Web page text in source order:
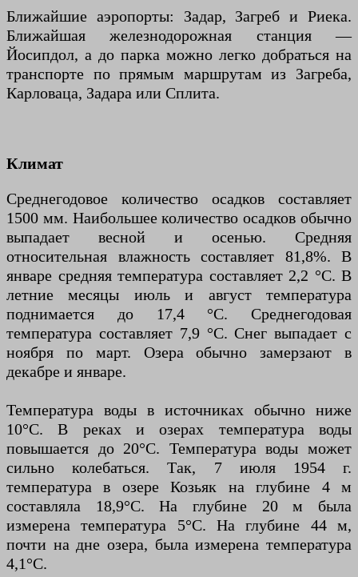
Ближайшие аэропорты: Задар, Загреб и Риека.
Ближайшая железнодорожная станция —
Йосипдол, а до парка можно легко добраться на
транспорте по прямым маршрутам из Загреба,
Карловаца, Задара или Сплита.
Климат
Среднегодовое количество осадков составляет
1500 мм. Наибольшее количество осадков обычно
выпадает весной и осенью. Средняя
относительная влажность составляет 81,8%. В
январе средняя температура составляет 2,2 °C. В
летние месяцы июль и август температура
поднимается до 17,4 °C. Среднегодовая
температура составляет 7,9 °C. Снег выпадает с
ноября по март. Озера обычно замерзают в
декабре и январе.
Температура воды в источниках обычно ниже
10°C. В реках и озерах температура воды
повышается до 20°С. Температура воды может
сильно колебаться. Так, 7 июля 1954 г.
температура в озере Козьяк на глубине 4 м
составляла 18,9°С. На глубине 20 м была
измерена температура 5°С. На глубине 44 м,
почти на дне озера, была измерена температура
4,1°С.